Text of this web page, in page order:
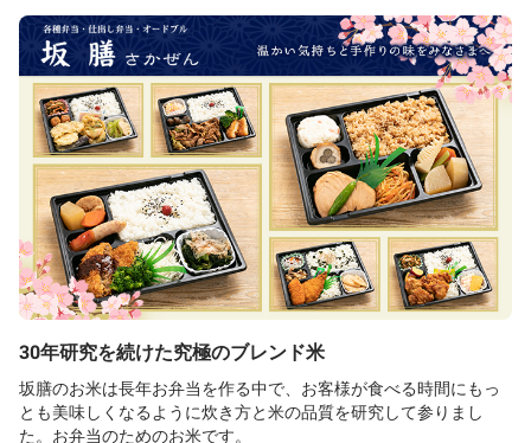
30年研究を続けた究極のブレンド米
坂膳のお米は長年お弁当を作る中で、お客様が食べる時間にもっ
とも美味しくなるように炊き方と米の品質を研究して参りまし
た。お弁当のためのお米です。